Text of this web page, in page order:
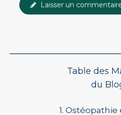
Laisser un
Table des
du
1.